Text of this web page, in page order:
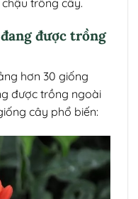
được trồng
hơn 30 giống
được trồng ngoài
cây phổ biến: